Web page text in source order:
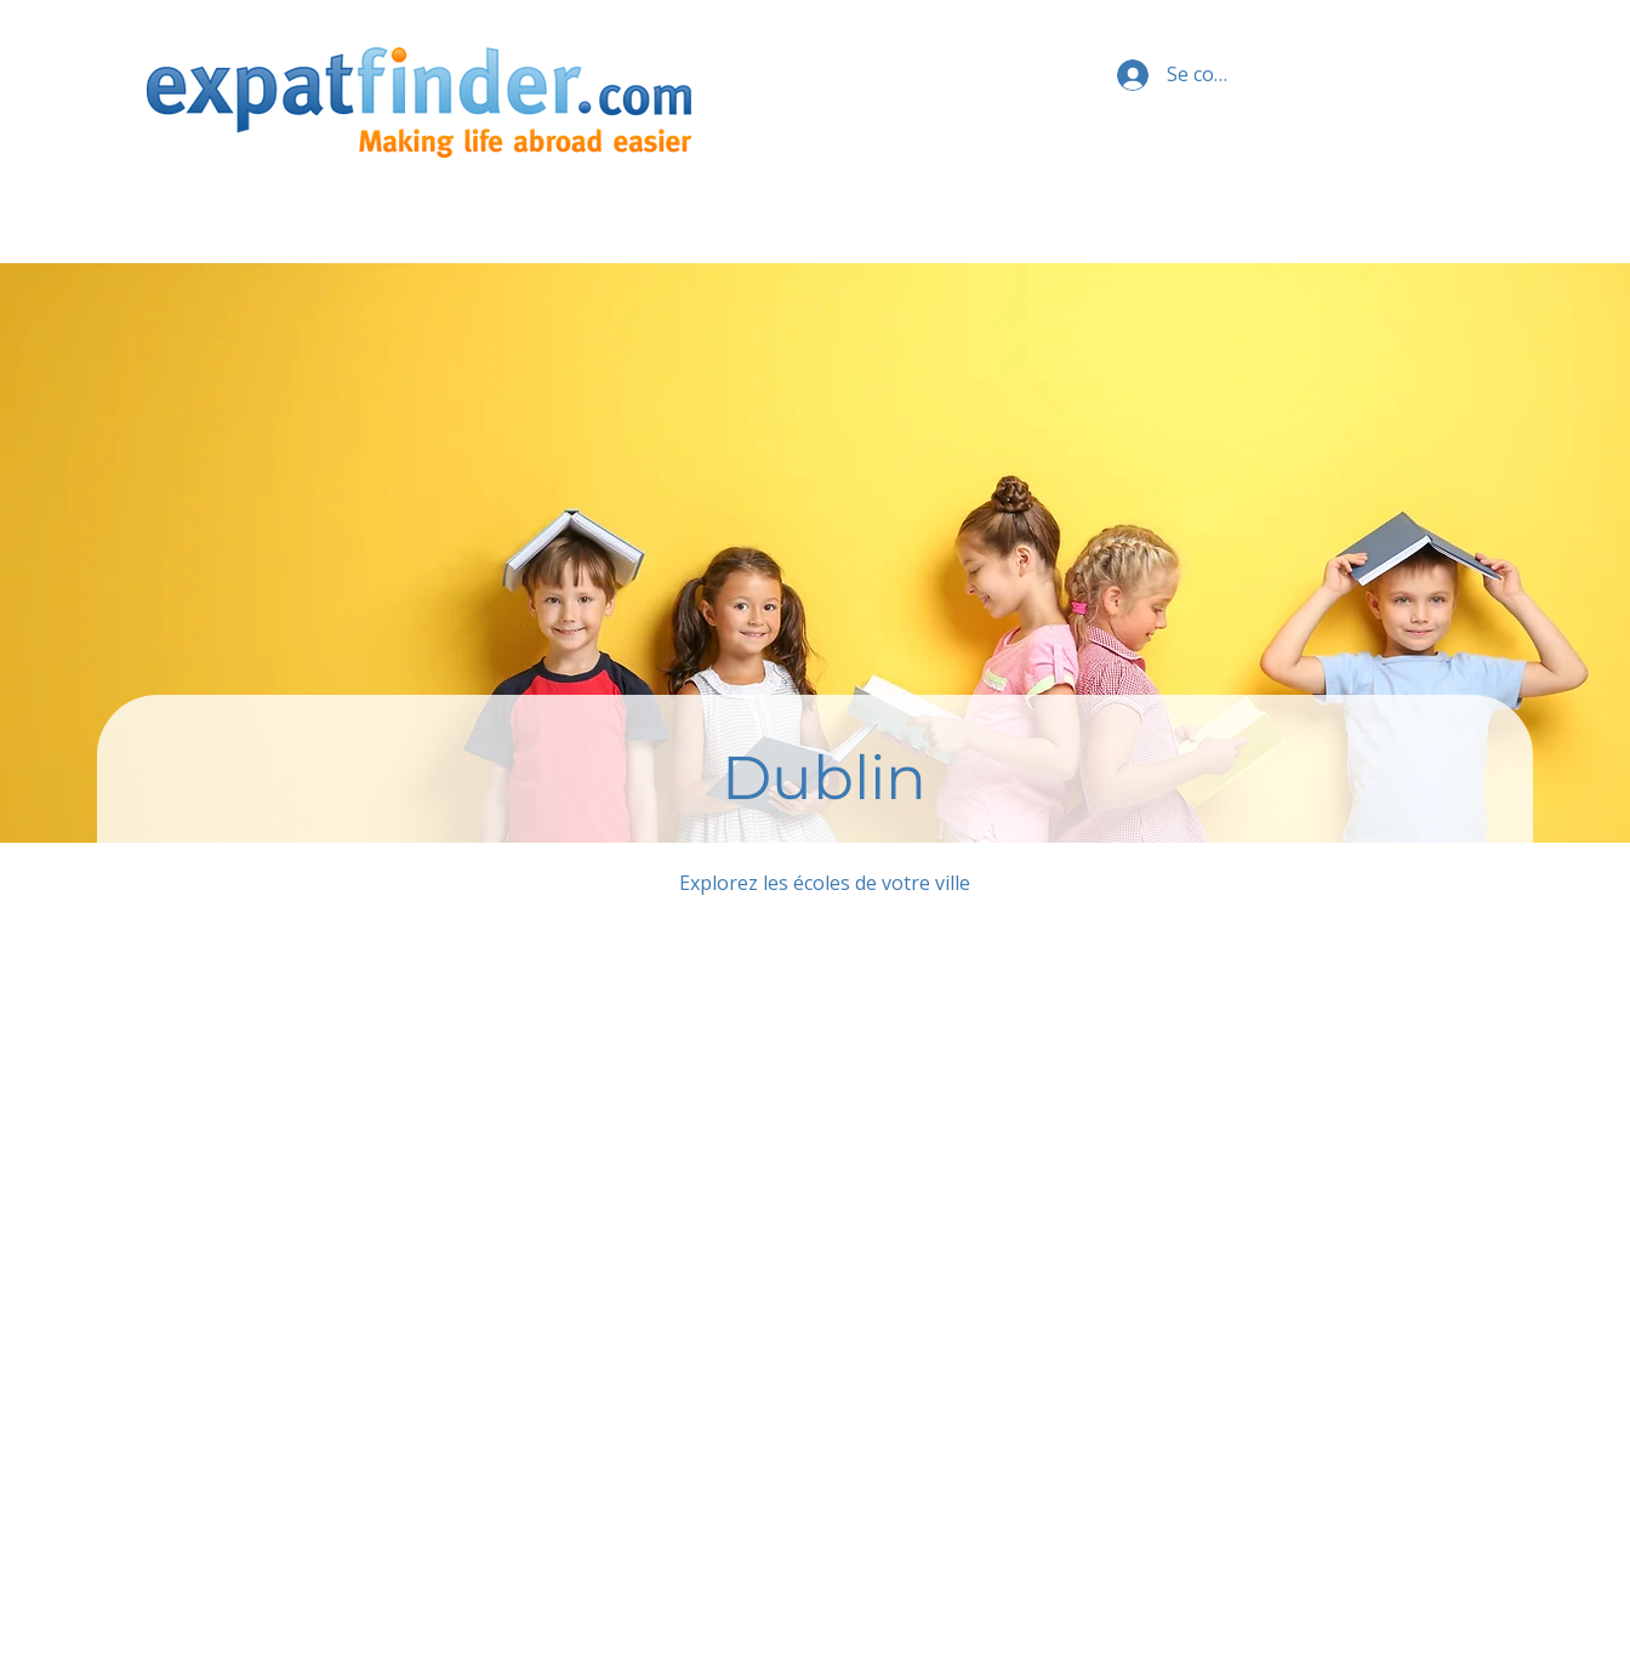
Se connecter
Dublin
Explorez les écoles de votre ville